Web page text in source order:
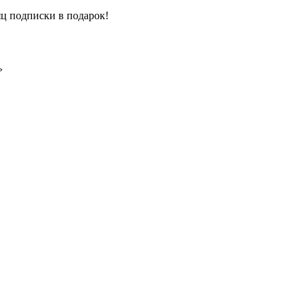
подписки в подарок!